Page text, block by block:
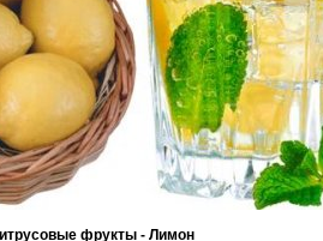
фрукты - Лимон